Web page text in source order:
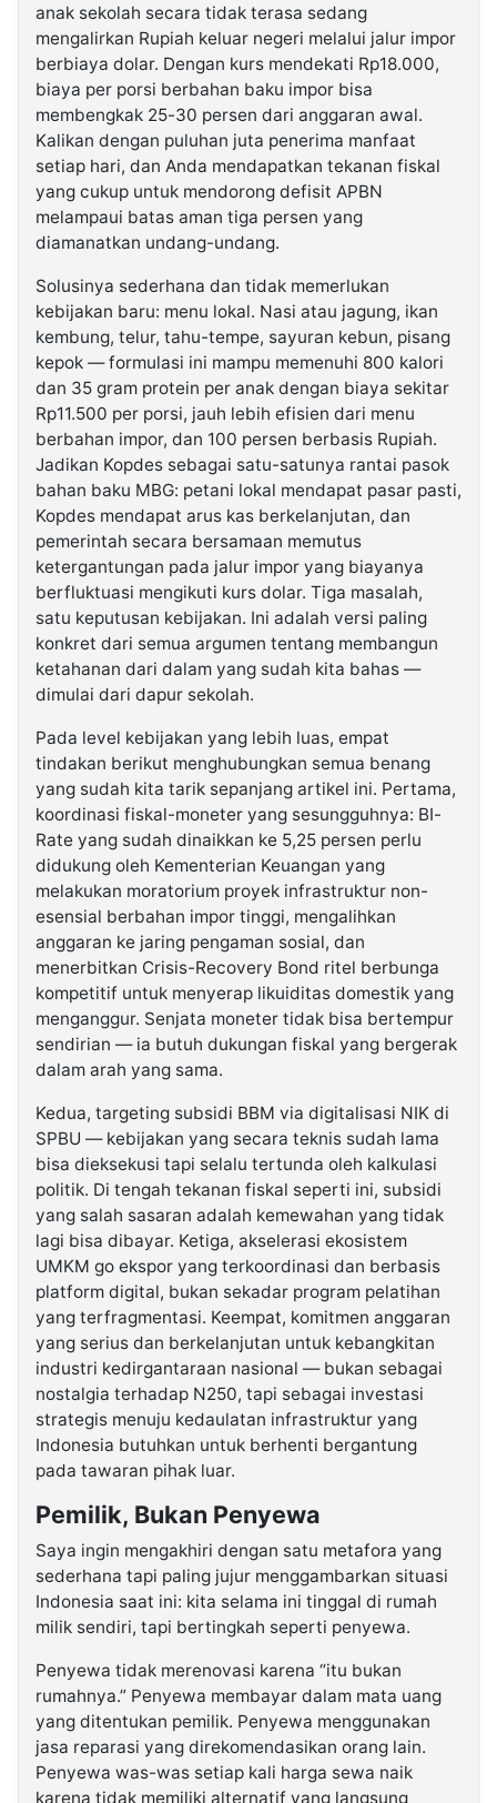
anak sekolah secara tidak terasa sedang
mengalirkan Rupiah keluar negeri melalui jalur impor
berbiaya dolar. Dengan kurs mendekati Rp18.000,
biaya per porsi berbahan baku impor bisa
membengkak 25-30 persen dari anggaran awal.
Kalikan dengan puluhan juta penerima manfaat
setiap hari, dan Anda mendapatkan tekanan fiskal
yang cukup untuk mendorong defisit APBN
melampaui batas aman tiga persen yang
diamanatkan undang-undang.
Solusinya sederhana dan tidak memerlukan
kebijakan baru: menu lokal. Nasi atau jagung, ikan
kembung, telur, tahu-tempe, sayuran kebun, pisang
kepok — formulasi ini mampu memenuhi 800 kalori
dan 35 gram protein per anak dengan biaya sekitar
Rp11.500 per porsi, jauh lebih efisien dari menu
berbahan impor, dan 100 persen berbasis Rupiah.
Jadikan Kopdes sebagai satu-satunya rantai pasok
bahan baku MBG: petani lokal mendapat pasar pasti,
Kopdes mendapat arus kas berkelanjutan, dan
pemerintah secara bersamaan memutus
ketergantungan pada jalur impor yang biayanya
berfluktuasi mengikuti kurs dolar. Tiga masalah,
satu keputusan kebijakan. Ini adalah versi paling
konkret dari semua argumen tentang membangun
ketahanan dari dalam yang sudah kita bahas —
dimulai dari dapur sekolah.
Pada level kebijakan yang lebih luas, empat
tindakan berikut menghubungkan semua benang
yang sudah kita tarik sepanjang artikel ini. Pertama,
koordinasi fiskal-moneter yang sesungguhnya: BI-
Rate yang sudah dinaikkan ke 5,25 persen perlu
didukung oleh Kementerian Keuangan yang
melakukan moratorium proyek infrastruktur non-
esensial berbahan impor tinggi, mengalihkan
anggaran ke jaring pengaman sosial, dan
menerbitkan Crisis-Recovery Bond ritel berbunga
kompetitif untuk menyerap likuiditas domestik yang
menganggur. Senjata moneter tidak bisa bertempur
sendirian — ia butuh dukungan fiskal yang bergerak
dalam arah yang sama.
Kedua, targeting subsidi BBM via digitalisasi NIK di
SPBU — kebijakan yang secara teknis sudah lama
bisa dieksekusi tapi selalu tertunda oleh kalkulasi
politik. Di tengah tekanan fiskal seperti ini, subsidi
yang salah sasaran adalah kemewahan yang tidak
lagi bisa dibayar. Ketiga, akselerasi ekosistem
UMKM go ekspor yang terkoordinasi dan berbasis
platform digital, bukan sekadar program pelatihan
yang terfragmentasi. Keempat, komitmen anggaran
yang serius dan berkelanjutan untuk kebangkitan
industri kedirgantaraan nasional — bukan sebagai
nostalgia terhadap N250, tapi sebagai investasi
strategis menuju kedaulatan infrastruktur yang
Indonesia butuhkan untuk berhenti bergantung
pada tawaran pihak luar.
Pemilik, Bukan Penyewa
Saya ingin mengakhiri dengan satu metafora yang
sederhana tapi paling jujur menggambarkan situasi
Indonesia saat ini: kita selama ini tinggal di rumah
milik sendiri, tapi bertingkah seperti penyewa.
Penyewa tidak merenovasi karena “itu bukan
rumahnya.” Penyewa membayar dalam mata uang
yang ditentukan pemilik. Penyewa menggunakan
jasa reparasi yang direkomendasikan orang lain.
Penyewa was-was setiap kali harga sewa naik
karena tidak memiliki alternatif yang langsung